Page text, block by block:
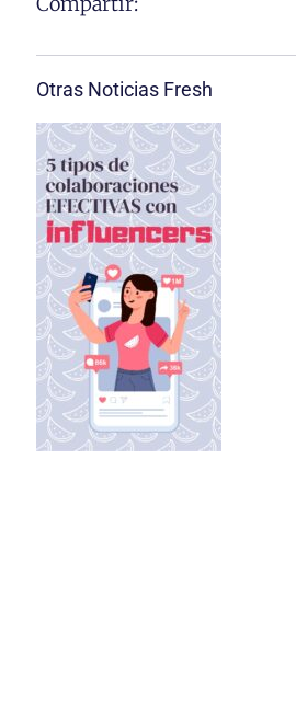
Otras Noticias Fresh